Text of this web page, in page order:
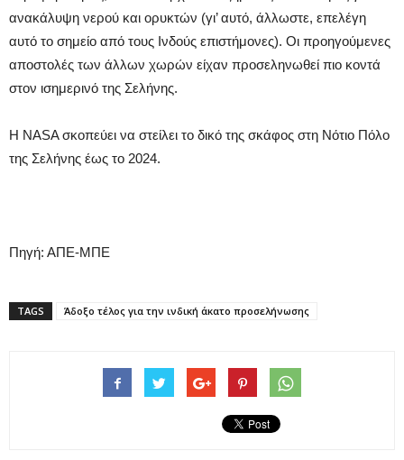
ανακάλυψη νερού και ορυκτών (γι’ αυτό, άλλωστε, επελέγη
αυτό το σημείο από τους Ινδούς επιστήμονες). Οι προηγούμενες
αποστολές των άλλων χωρών είχαν προσεληνωθεί πιο κοντά
στον ισημερινό της Σελήνης.
Η NASA σκοπεύει να στείλει το δικό της σκάφος στη Νότιο Πόλο
της Σελήνης έως το 2024.
Πηγή: ΑΠΕ-ΜΠΕ
TAGS Άδοξο τέλος για την ινδική άκατο προσελήνωσης